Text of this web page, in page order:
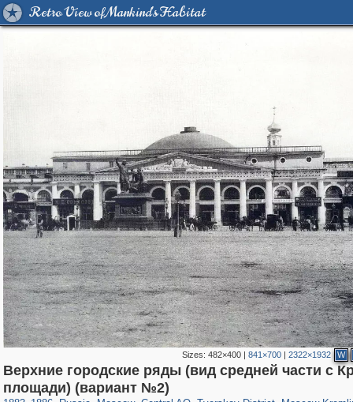
Retro View of Mankind's Habitat
Sizes:482×400 |841×700 |2322×1932 W
Верхние городские ряды (вид средней части с
площади) (вариант №2)
1,407,325 29,248
319,882 8,286
160,021 5,916